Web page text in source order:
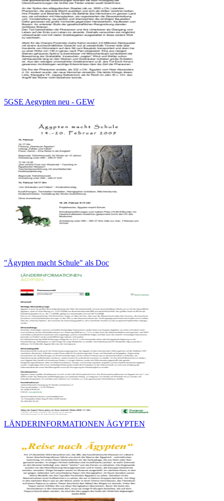
5GSE Aegypten neu - GEW
"Ägypten macht Schule" als Doc
LÄNDERINFORMATIONEN ÄGYPTEN